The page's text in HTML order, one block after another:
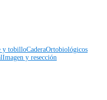
y tobilloCaderaOrtobiológicos
Imagen y resección